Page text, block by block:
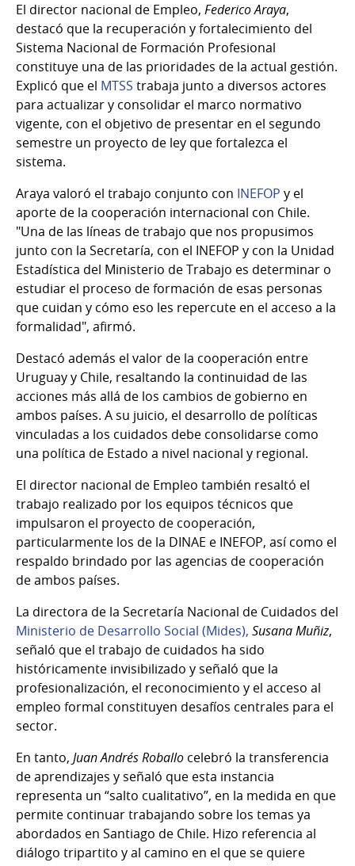
El director nacional de Empleo, Federico Araya,
destacó que la recuperación y fortalecimiento del
Sistema Nacional de Formación Profesional
constituye una de las prioridades de la actual gestión.
Explicó que el MTSS trabaja junto a diversos actores
para actualizar y consolidar el marco normativo
vigente, con el objetivo de presentar en el segundo
semestre un proyecto de ley que fortalezca el
sistema.
Araya valoró el trabajo conjunto con INEFOP y el
aporte de la cooperación internacional con Chile.
"Una de las líneas de trabajo que nos propusimos
junto con la Secretaría, con el INEFOP y con la Unidad
Estadística del Ministerio de Trabajo es determinar o
estudiar el proceso de formación de esas personas
que cuidan y cómo eso les repercute en el acceso a la
formalidad", afirmó.
Destacó además el valor de la cooperación entre
Uruguay y Chile, resaltando la continuidad de las
acciones más allá de los cambios de gobierno en
ambos países. A su juicio, el desarrollo de políticas
vinculadas a los cuidados debe consolidarse como
una política de Estado a nivel nacional y regional.
El director nacional de Empleo también resaltó el
trabajo realizado por los equipos técnicos que
impulsaron el proyecto de cooperación,
particularmente los de la DINAE e INEFOP, así como el
respaldo brindado por las agencias de cooperación
de ambos países.
La directora de la Secretaría Nacional de Cuidados del
Ministerio de Desarrollo Social (Mides), Susana Muñiz,
señaló que el trabajo de cuidados ha sido
históricamente invisibilizado y señaló que la
profesionalización, el reconocimiento y el acceso al
empleo formal constituyen desafíos centrales para el
sector.
En tanto, Juan Andrés Roballo celebró la transferencia
de aprendizajes y señaló que esta instancia
representa un “salto cualitativo”, en la medida en que
permite continuar trabajando sobre los temas ya
abordados en Santiago de Chile. Hizo referencia al
diálogo tripartito y al camino en el que se quiere